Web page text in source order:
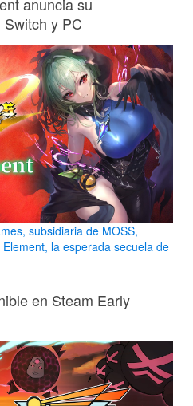
y PC
subsidiaria de MOSS,
la esperada secuela de
en Steam Early